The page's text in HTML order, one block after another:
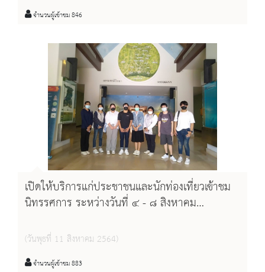
จำนวนผู้เข้าชม 846
เปิดให้บริการแก่ประชาชนและนักท่องเที่ยวเข้าชม
นิทรรศการ ระหว่างวันที่ ๔ - ๘ สิงหาคม
(วันพุธที่ 11 สิงหาคม 2564)
จำนวนผู้เข้าชม 883